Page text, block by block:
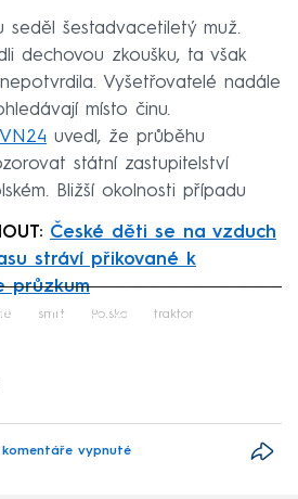
seděl šestadvacetiletý muž.
dechovou zkoušku, ta však
Vyšetřovatelé nadále
místo činu.
uvedl, že průběhu
státní zastupitelství
Bližší okolnosti případu
České děti se na vzduch
stráví přikované k
průzkum
to fetch
smrt Polsko traktor
vypnuté